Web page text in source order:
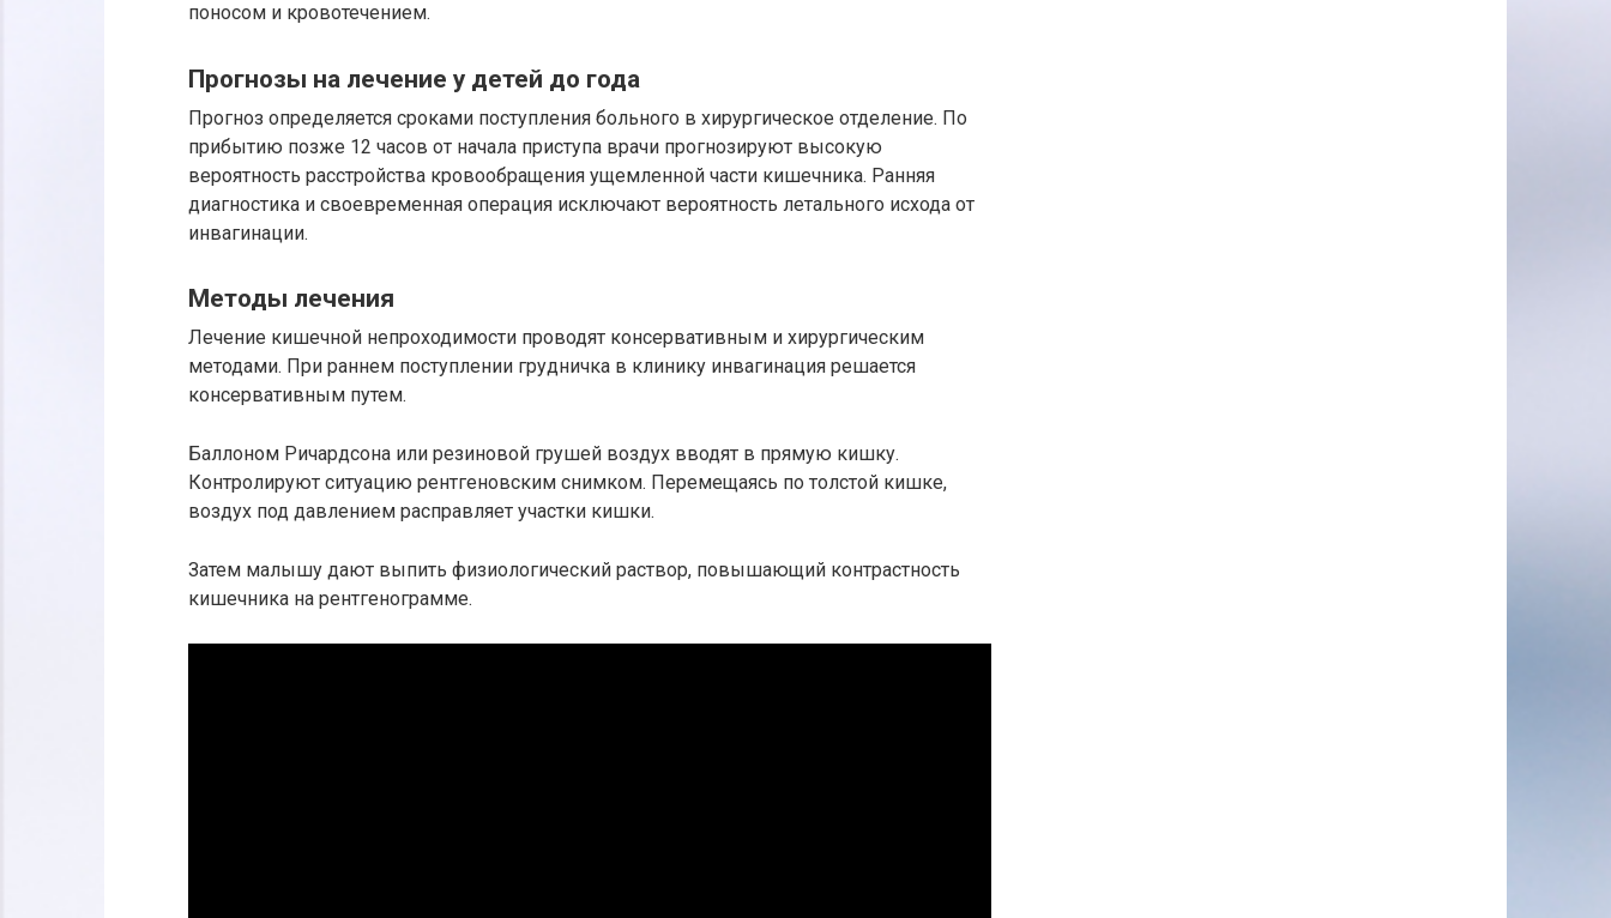
поносом и кровотечением.
Прогнозы на лечение у детей до года
Прогноз определяется сроками поступления больного в хирургическое отделение. По
прибытию позже 12 часов от начала приступа врачи прогнозируют высокую
вероятность расстройства кровообращения ущемленной части кишечника. Ранняя
диагностика и своевременная операция исключают вероятность летального исхода от
инвагинации.
Методы лечения
Лечение кишечной непроходимости проводят консервативным и хирургическим
методами. При раннем поступлении грудничка в клинику инвагинация решается
консервативным путем.
Баллоном Ричардсона или резиновой грушей воздух вводят в прямую кишку.
Контролируют ситуацию рентгеновским снимком. Перемещаясь по толстой кишке,
воздух под давлением расправляет участки кишки.
Затем малышу дают выпить физиологический раствор, повышающий контрастность
кишечника на рентгенограмме.